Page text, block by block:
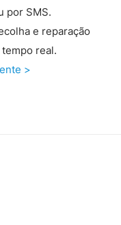
por SMS.
e reparação
real.
>